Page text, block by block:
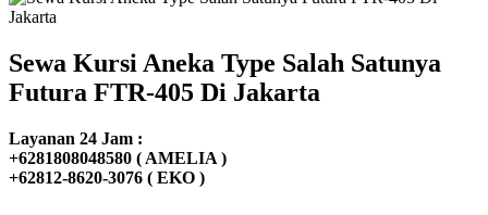
Sewa Kursi Aneka Type Salah Satunya
Futura FTR-405 Di Jakarta
Layanan 24 Jam :
+6281808048580 ( AMELIA )
+62812-8620-3076 ( EKO )